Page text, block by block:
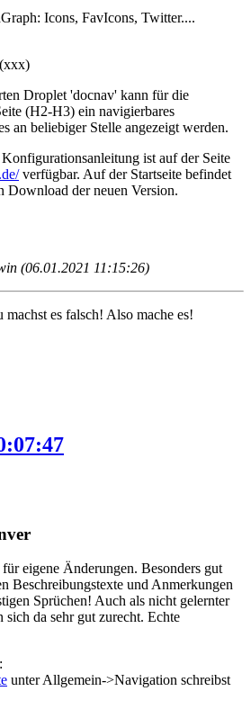
Icons, FavIcons, Twitter....
Droplet 'docnav' kann für die
(H2-H3) ein navigierbares
an beliebiger Stelle angezeigt werden.
ist auf der Seite
verfügbar. Auf der Startseite befindet
Download der neuen Version.
(06.01.2021 11:15:26)
es falsch! Also mache es!
eigene Änderungen. Besonders gut
Beschreibungstexte und Anmerkungen
Sprüchen! Auch als nicht gelernter
da sehr gut zurecht. Echte
unter Allgemein->Navigation schreibst